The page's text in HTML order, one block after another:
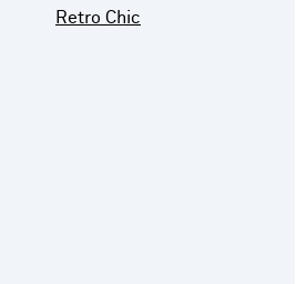
Retro Chic